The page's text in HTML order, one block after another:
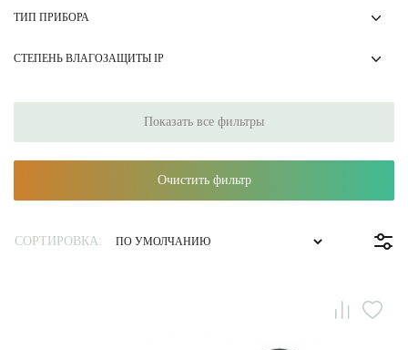
ТИП ПРИБОРА
СТЕПЕНЬ ВЛАГОЗАЩИТЫ IP
Показать все фильтры
Очистить фильтр
СОРТИРОВКА: